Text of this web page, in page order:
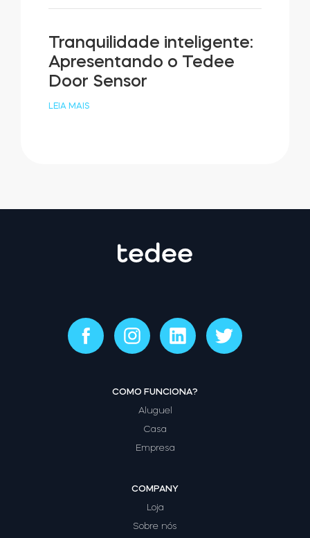
Tranquilidade inteligente:
Apresentando o Tedee
Door Sensor
LEIA MAIS
COMO FUNCIONA?
Aluguel
Casa
Empresa
COMPANY
Loja
Sobre nós